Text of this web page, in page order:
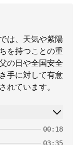
は、天気や紫陽
を持つことの重
の日や全国安全
手に対して有意
れています。
00:18
03:35